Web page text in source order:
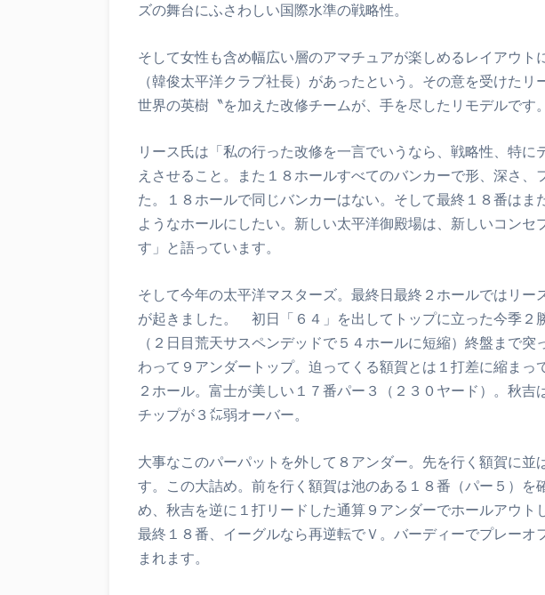
ズの舞台にふさわしい国際水準の戦略性。
そして女性も含め幅広い層のアマチュアが楽しめるレイアウト
（韓俊太平洋クラブ社長）があったという。その意を受けたリ
世界の英樹〝を加えた改修チームが、手を尽したリモデルです。
リース氏は「私の行った改修を一言でいうなら、戦略性、特に
えさせること。また１８ホールすべてのバンカーで形、深さ、
た。１８ホールで同じバンカーはない。そして最終１８番はま
ようなホールにしたい。新しい太平洋御殿場は、新しいコンセ
す」と語っています。
そして今年の太平洋マスターズ。最終日最終２ホールではリー
が起きました。 初日「６４」を出してトップに立った今季２
（２日目荒天サスペンデッドで５４ホールに短縮）終盤まで突
わって９アンダートップ。迫ってくる額賀とは１打差に縮まっ
２ホール。富士が美しい１７番パー３（２３０ヤード）。秋吉
チップが３㍍弱オーバー。
大事なこのパーパットを外して８アンダー。先を行く額賀に並
す。この大詰め。前を行く額賀は池のある１８番（パー５）を
め、秋吉を逆に１打リードした通算９アンダーでホールアウト
最終１８番、イーグルなら再逆転でＶ。バーディーでプレーオ
まれます。